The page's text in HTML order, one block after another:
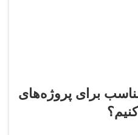
برای پروژه‌های